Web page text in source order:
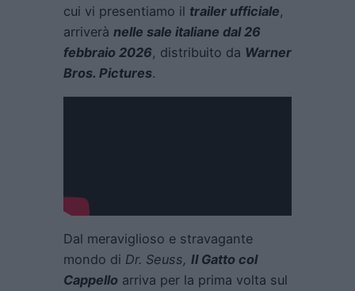
cui vi presentiamo il trailer ufficiale,
arriverà nelle sale italiane dal 26
febbraio 2026, distribuito da Warner
Bros. Pictures.
Dal meraviglioso e stravagante
mondo di Dr. Seuss, Il Gatto col
Cappello arriva per la prima volta sul